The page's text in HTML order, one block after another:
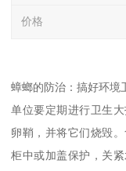
价格
蟑螂的防治：搞好环境
单位要定期进行卫生
卵鞘，并将它们烧毁
柜中或加盖保护，关